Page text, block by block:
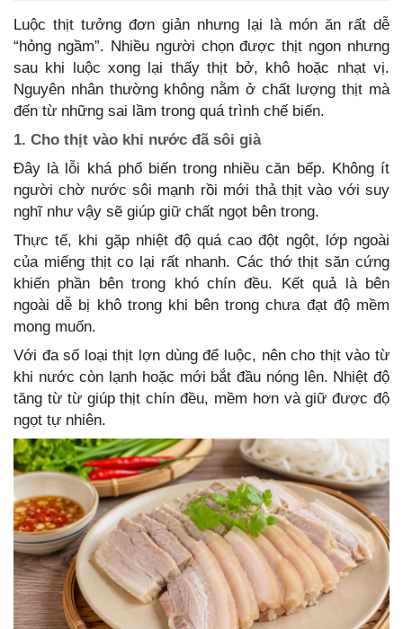
Luộc thịt tưởng đơn giản nhưng lại là món ăn rất dễ
“hỏng ngầm”. Nhiều người chọn được thịt ngon nhưng
sau khi luộc xong lại thấy thịt bở, khô hoặc nhạt vị.
Nguyên nhân thường không nằm ở chất lượng thịt mà
đến từ những sai lầm trong quá trình chế biến.
1. Cho thịt vào khi nước đã sôi già
Đây là lỗi khá phổ biến trong nhiều căn bếp. Không ít
người chờ nước sôi mạnh rồi mới thả thịt vào với suy
nghĩ như vậy sẽ giúp giữ chất ngọt bên trong.
Thực tế, khi gặp nhiệt độ quá cao đột ngột, lớp ngoài
của miếng thịt co lại rất nhanh. Các thớ thịt săn cứng
khiến phần bên trong khó chín đều. Kết quả là bên
ngoài dễ bị khô trong khi bên trong chưa đạt độ mềm
mong muốn.
Với đa số loại thịt lợn dùng để luộc, nên cho thịt vào từ
khi nước còn lạnh hoặc mới bắt đầu nóng lên. Nhiệt độ
tăng từ từ giúp thịt chín đều, mềm hơn và giữ được độ
ngọt tự nhiên.